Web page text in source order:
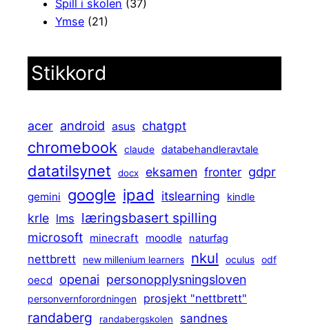
Spill i skolen (37)
Ymse (21)
Stikkord
acer android asus chatgpt
chromebook claude databehandleravtale
datatilsynet docx eksamen fronter gdpr
gemini google ipad itslearning kindle
krle lms læringsbasert spilling
microsoft minecraft moodle naturfag
nettbrett new millenium learners nkul oculus odf
oecd openai personopplysningsloven
personvernforordningen prosjekt "nettbrett"
randaberg randabergskolen
sandnes